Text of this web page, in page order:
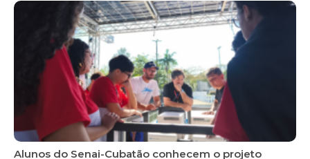
Alunos do Senai-Cubatão conhecem o projeto